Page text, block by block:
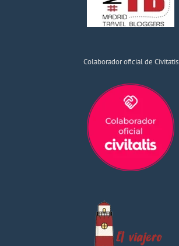
Colaborador oficial de Civitatis